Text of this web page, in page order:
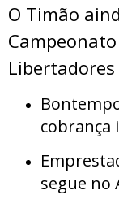
O Timão
cobrança
segue no